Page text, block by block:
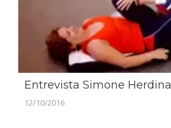
Entrevista Simone Herdina
12/10/2016